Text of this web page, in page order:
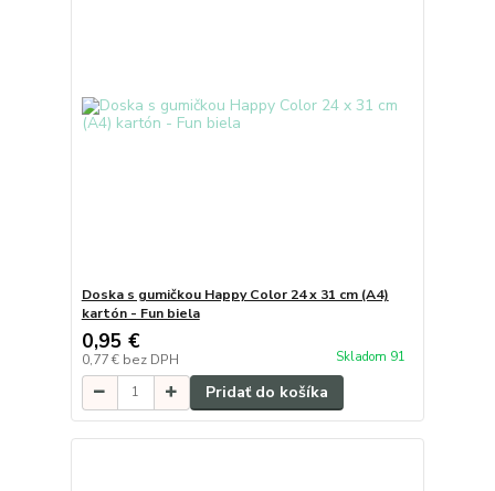
Doska s gumičkou Happy Color 24 x 31 cm (A4)
kartón - Fun biela
0,95 €
0,77 € bez DPH Skladom 91
Pridať do košíka